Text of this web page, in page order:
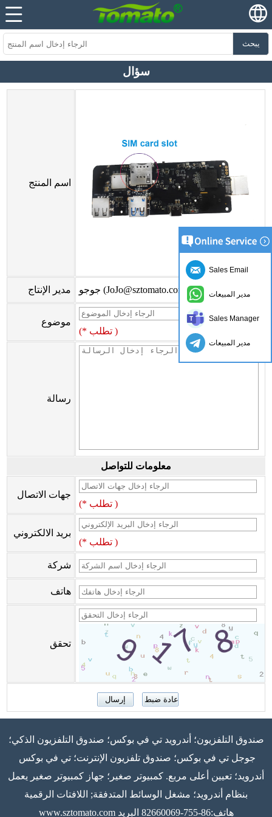
يبحث
سؤال
اسم المنتج
مدير الإنتاج جوجو (JoJo@sztomato.com)
موضوع
(* تطلب )
رسالة
معلومات للتواصل
جهات الاتصال
(* تطلب )
بريد الالكتروني
(* تطلب )
شركة
هاتف
تحقق
صندوق التلفزيون؛ أندرويد تي في بوكس؛ صندوق التلفزيون الذكي؛
جوجل تي في بوكس؛ صندوق تلفزيون الإنترنت؛ تي في بوكس ​​
أندرويد؛ تعيين أعلى مربع. كمبيوتر صغير؛ جهاز كمبيوتر صغير يعمل
بنظام أندرويد؛ مشغل الوسائط المتدفقة; اللافتات الرقمية
www.sztomato.comهاتف:86-755-82660069 البريد
Sales Email
مدير المبيعات
Sales Manager
مدير المبيعات